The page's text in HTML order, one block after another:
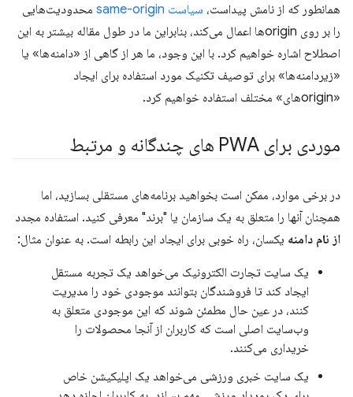
همانطور که از نامش پیداست، سیاست same-origin
محدودیت‌هایی
را بر روی originها اعمال می‌کند، بنابراین ما در طول مقاله بیشتر به این
اصطلاح اشاره خواهیم کرد. با این وجود، ما هر از گاهی از «دامنه‌ها» یا
«زیردامنه‌ها» برای توصیف تکنیک مورد استفاده برای ایجاد
«originهای» مختلف استفاده خواهیم کرد.
موردی برای PWA های چندگانه و مرتبط
در برخی موارد، ممکن است بخواهید برنامه‌های مستقلی بسازید، اما
همچنان آنها را متعلق به یک سازمان یا "برند" معرفی کنید. استفاده مجدد
از نام دامنه یکسان، راه خوبی برای ایجاد این رابطه است. به عنوان مثال:
یک سایت تجارت الکترونیک می‌خواهد یک تجربه مستقل
ایجاد کند تا فروشندگان بتوانند موجودی خود را مدیریت
کنند، در عین حال مطمئن شوند که این موجودی متعلق به
وب‌سایت اصلی است که کاربران از آنجا محصولات را
خریداری می‌کنند.
یک سایت خبری ورزشی می‌خواهد یک اپلیکیشن خاص